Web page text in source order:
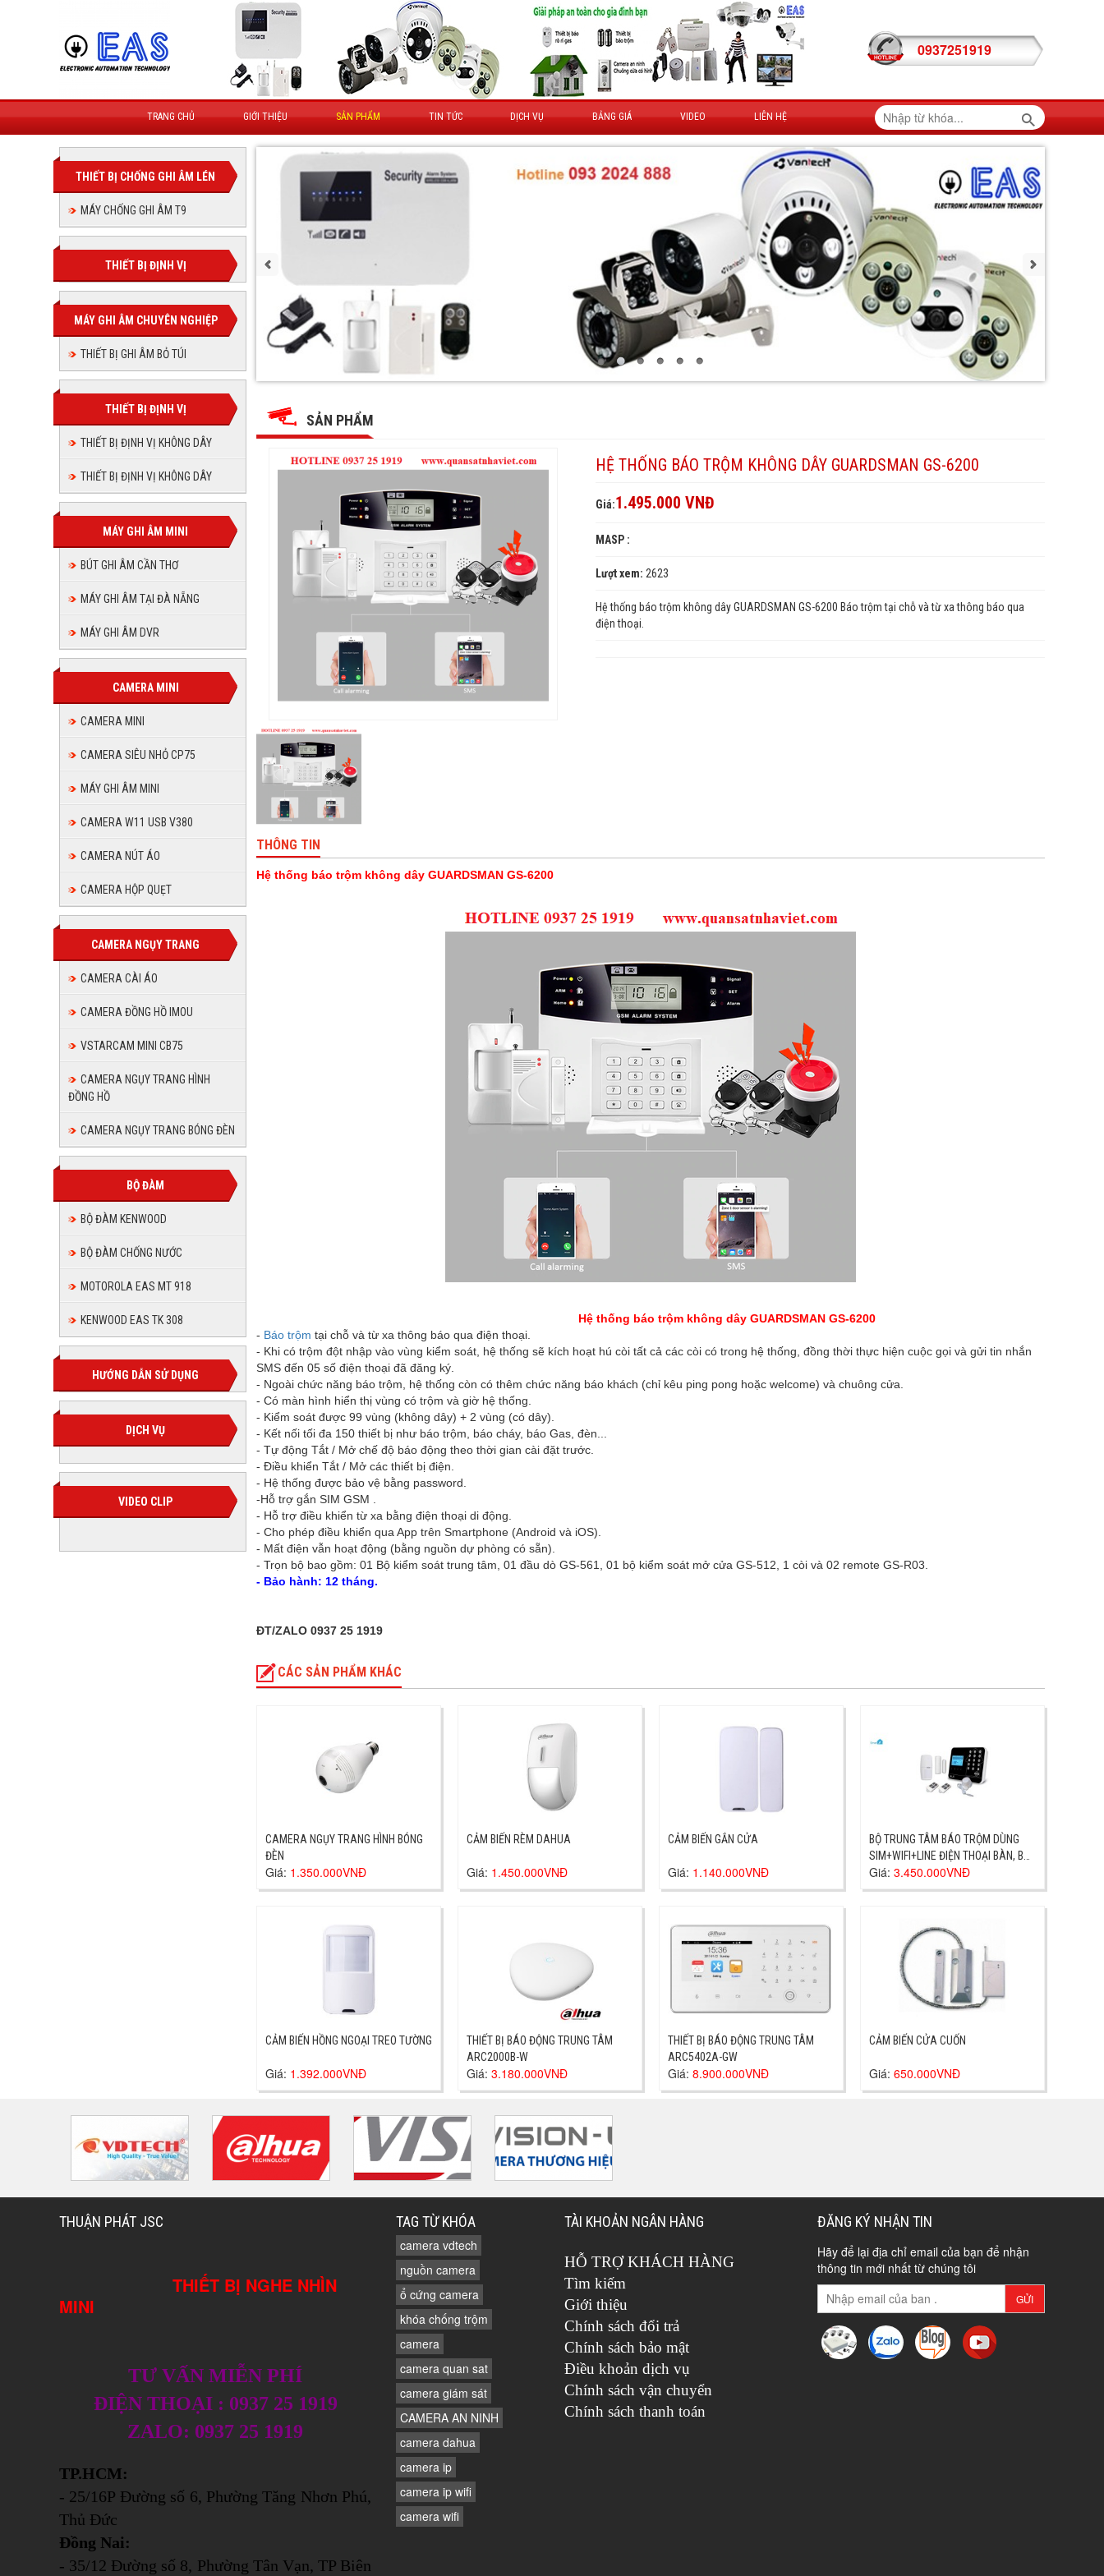
0937251919
TRANG CHỦ GIỚI THIỆU SẢN PHẨM TIN TỨC DỊCH VỤ BẢNG GIÁ VIDEO LIÊN HỆ
THIẾT BỊ CHỐNG GHI ÂM LÉN
MÁY CHỐNG GHI ÂM T9
THIẾT BỊ ĐỊNH VỊ
MÁY GHI ÂM CHUYÊN NGHIỆP
THIẾT BỊ GHI ÂM BỎ TÚI
THIẾT BỊ ĐỊNH VỊ
THIẾT BỊ ĐỊNH VỊ KHÔNG DÂY
THIẾT BỊ ĐỊNH VỊ KHÔNG DÂY
MÁY GHI ÂM MINI
BÚT GHI ÂM CẦN THƠ
MÁY GHI ÂM TẠI ĐÀ NẴNG
MÁY GHI ÂM DVR
CAMERA MINI
CAMERA MINI
CAMERA SIÊU NHỎ CP75
MÁY GHI ÂM MINI
CAMERA W11 USB V380
CAMERA NÚT ÁO
CAMERA HỘP QUẸT
CAMERA NGỤY TRANG
CAMERA CÀI ÁO
CAMERA ĐỒNG HỒ IMOU
VSTARCAM MINI CB75
CAMERA NGỤY TRANG HÌNH
ĐỒNG HỒ
CAMERA NGỤY TRANG BÓNG ĐÈN
BỘ ĐÀM
BỘ ĐÀM KENWOOD
BỘ ĐÀM CHỐNG NƯỚC
MOTOROLA EAS MT 918
KENWOOD EAS TK 308
HƯỚNG DẪN SỬ DỤNG
DỊCH VỤ
VIDEO CLIP
Hệ
thống
báo
không
dây
GUARDSMAN
Hệ
thống
báo
trộm
dây
GUARDSMAN
GS-
Hệ
thống
báo
trộm
không
GUARDSMAN
6200
Hệ
thống
báo
trộm
dây
Hệ
báo
trộm
không
GUARDSMAN
Hệ
báo
trộm
không
dây
6200
SẢN PHẨM
HỆ THỐNG BÁO TRỘM KHÔNG DÂY GUARDSMAN GS-6200
Giá:1.495.000 VNĐ
MASP :
Lượt xem: 2623
Hệ thống báo trộm không dây GUARDSMAN GS-6200 Báo trộm tại chỗ và từ xa thông báo qua
điện thoại.
THÔNG TIN
Hệ thống báo trộm không dây GUARDSMAN GS-6200
Hệ thống báo trộm không dây GUARDSMAN GS-6200
- Báo trộm tại chỗ và từ xa thông báo qua điện thoại.
- Khi có trộm đột nhập vào vùng kiểm soát, hệ thống sẽ kích hoạt hú còi tất cả các còi có trong hệ thống, đồng thời thực hiện cuộc gọi và gửi tin nhắn
SMS đến 05 số điện thoại đã đăng ký.
- Ngoài chức năng báo trộm, hệ thống còn có thêm chức năng báo khách (chỉ kêu ping pong hoặc welcome) và chuông cửa.
- Có màn hình hiển thị vùng có trộm và giờ hệ thống.
- Kiểm soát được 99 vùng (không dây) + 2 vùng (có dây).
- Kết nối tối đa 150 thiết bị như báo trộm, báo cháy, báo Gas, đèn...
- Tự động Tắt / Mở chế độ báo động theo thời gian cài đặt trước.
- Điều khiển Tắt / Mở các thiết bị điện.
- Hệ thống được bảo vệ bằng password.
-Hỗ trợ gắn SIM GSM .
- Hỗ trợ điều khiển từ xa bằng điện thoại di động.
- Cho phép điều khiển qua App trên Smartphone (Android và iOS).
- Mất điện vẫn hoạt động (bằng nguồn dự phòng có sẵn).
- Trọn bộ bao gồm: 01 Bộ kiểm soát trung tâm, 01 đầu dò GS-561, 01 bộ kiểm soát mở cửa GS-512, 1 còi và 02 remote GS-R03.
- Bảo hành: 12 tháng.
ĐT/ZALO 0937 25 1919
CÁC SẢN PHẨM KHÁC
CAMERA NGỤY TRANG HÌNH BÓNG
ĐÈN
Giá: 1.350.000VNĐ
CẢM BIẾN RÈM DAHUA
Giá: 1.450.000VNĐ
CẢM BIẾN GẮN CỬA
Giá: 1.140.000VNĐ
BỘ TRUNG TÂM BÁO TRỘM DÙNG
SIM+WIFI+LINE ĐIỆN THOẠI BÀN, BỘ
TRUNG TÂM BÁO TRỘM CAO CẤP
Giá: 3.450.000VNĐ
CẢM BIẾN HỒNG NGOẠI TREO TƯỜNG
Giá: 1.392.000VNĐ
THIẾT BỊ BÁO ĐỘNG TRUNG TÂM
ARC2000B-W
Giá: 3.180.000VNĐ
THIẾT BỊ BÁO ĐỘNG TRUNG TÂM
ARC5402A-GW
Giá: 8.900.000VNĐ
CẢM BIẾN CỬA CUỐN
Giá: 650.000VNĐ
THUẬN PHÁT JSC
THIẾT BỊ NGHE NHÌN
MINI
TƯ VẤN MIỄN PHÍ
ĐIỆN THOẠI : 0937 25 1919
ZALO: 0937 25 1919
TP.HCM:
- 25/16P Đường số 6, Phường Tăng Nhơn Phú,
Thủ Đức
Đồng Nai:
- 35/12 Đường số 8, Phường Tân Vạn, TP Biên
TAG TỪ KHÓA
camera vdtech
nguồn camera
ổ cứng camera
khóa chống trộm
camera
camera quan sat
camera giám sát
CAMERA AN NINH
camera dahua
camera ip
camera ip wifi
camera wifi
TÀI KHOẢN NGÂN HÀNG
HỖ TRỢ KHÁCH HÀNG
Tìm kiếm
Giới thiệu
Chính sách đổi trả
Chính sách bảo mật
Điều khoản dịch vụ
Chính sách vận chuyển
Chính sách thanh toán
ĐĂNG KÝ NHẬN TIN
Hãy để lại địa chỉ email của bạn để nhận
thông tin mới nhất từ chúng tôi
GỬI